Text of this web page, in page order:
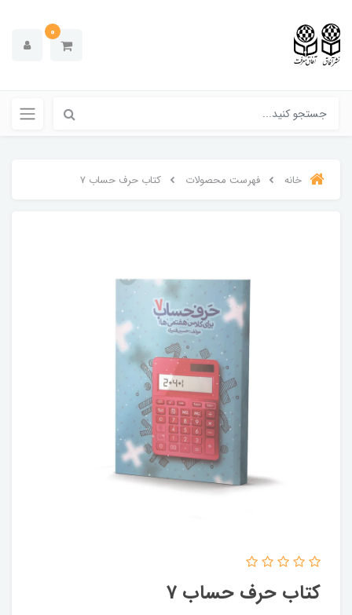
0
خانه فهرست محصولات کتاب حرف حساب 7
کتاب حرف حساب 7